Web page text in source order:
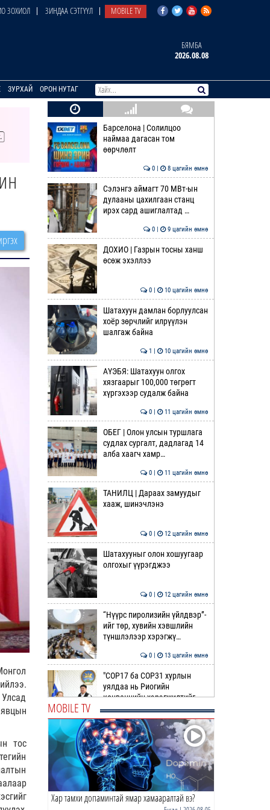
ЗОХИОЛ ЗИНДАА СЭТГҮҮЛ MOBILE TV
БЯМБА
2026.08.08
ЗУРХАЙ ОРОН НУТАГ
тос
Барселона | Солилцоо
наймаа дагасан том
өөрчлөлт
0 | 8 цагийн өмнө
Сэлэнгэ аймагт 70 МВт-ын
дулааны цахилгаан станц
ирэх сард ашиглалтад …
0 | 9 цагийн өмнө
ДОХИО | Газрын тосны ханш
өсөж эхэллээ
0 | 10 цагийн өмнө
Шатахуун дамлан борлуулсан
хоёр зөрчлийг илрүүлэн
шалгаж байна
1 | 10 цагийн өмнө
АҮЭБЯ: Шатахуун олгох
хязгаарыг 100,000 төгрөгт
хүргэхээр судалж байна
0 | 11 цагийн өмнө
ОБЕГ | Олон улсын туршлага
судлах сургалт, дадлагад 14
алба хаагч хамр…
0 | 11 цагийн өмнө
ТАНИЛЦ | Дараах замуудыг
хааж, шинэчлэнэ
0 | 12 цагийн өмнө
Шатахууныг олон хошуугаар
олгохыг үүрэгджээ
0 | 12 цагийн өмнө
“Нүүрс пиролизийн үйлдвэр”-
ийг төр, хувийн хэвшлийн
түншлэлээр хэрэгжү…
0 | 13 цагийн өмнө
"COP17 ба COP31 хурлын
уялдаа нь Риогийн
конвенцийн хэрэгжилтийг
ахиул…
Монгол төрийн парадокс нь
шатахуун
0 | 13 цагийн өмнө
Б.Пүрэвдагва: Найман
MOBILE TV
Хар тамхи допаминтай ямар хамааралтай вэ?